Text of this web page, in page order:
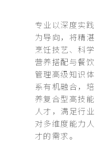
专业以深度实践
为导向，将精湛
烹饪技艺、科学
营养搭配与餐饮
管理高级知识体
系有机融合，培
养复合型高技能
人才，满足行业
对多维度能力人
才的需求。